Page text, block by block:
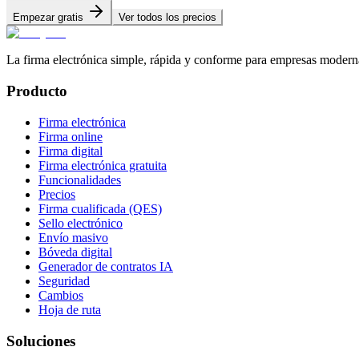
Empezar gratis Ver todos los precios
La firma electrónica simple, rápida y conforme para empresas
Producto
Firma electrónica
Firma online
Firma digital
Firma electrónica gratuita
Funcionalidades
Precios
Firma cualificada (QES)
Sello electrónico
Envío masivo
Bóveda digital
Generador de contratos IA
Seguridad
Cambios
Hoja de ruta
Soluciones